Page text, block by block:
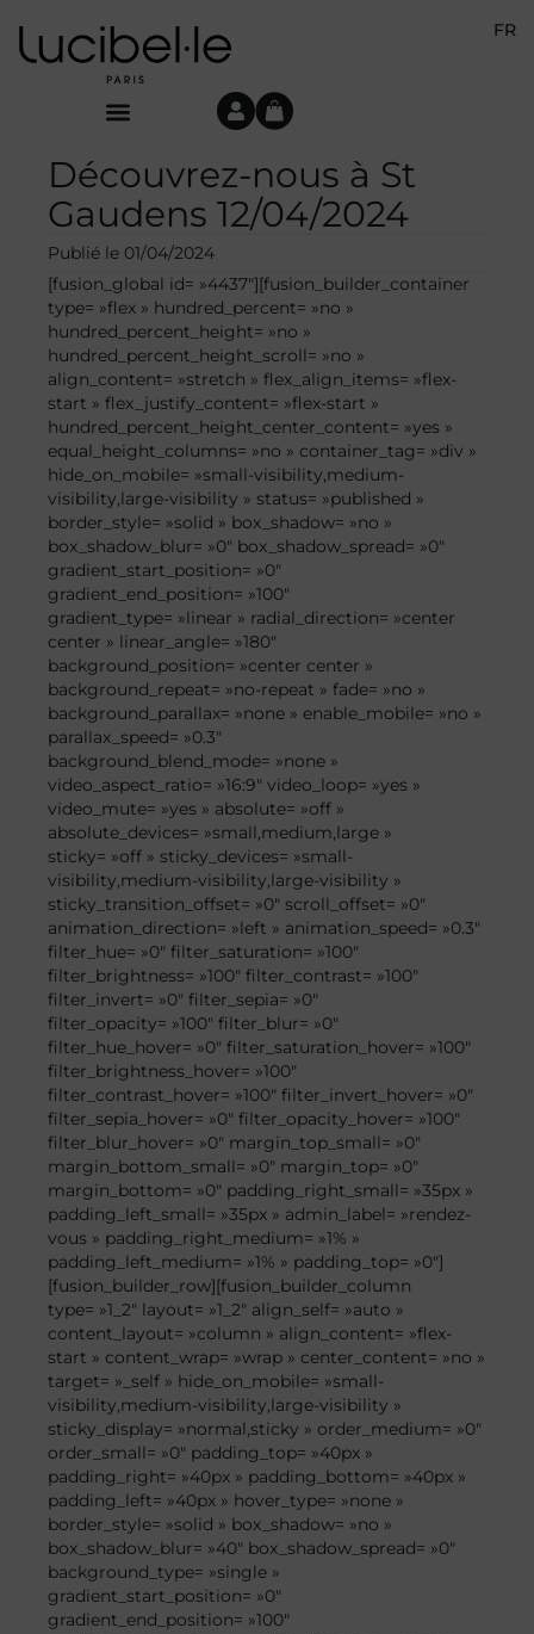
FR
Découvrez-nous à St
Gaudens 12/04/2024
Publié le 01/04/2024
[fusion_global id= »4437″][fusion_builder_container
type= »flex » hundred_percent= »no »
hundred_percent_height= »no »
hundred_percent_height_scroll= »no »
align_content= »stretch » flex_align_items= »flex-
start » flex_justify_content= »flex-start »
hundred_percent_height_center_content= »yes »
equal_height_columns= »no » container_tag= »div »
hide_on_mobile= »small-visibility,medium-
visibility,large-visibility » status= »published »
border_style= »solid » box_shadow= »no »
box_shadow_blur= »0″ box_shadow_spread= »0″
gradient_start_position= »0″
gradient_end_position= »100″
gradient_type= »linear » radial_direction= »center
center » linear_angle= »180″
background_position= »center center »
background_repeat= »no-repeat » fade= »no »
background_parallax= »none » enable_mobile= »no »
parallax_speed= »0.3″
background_blend_mode= »none »
video_aspect_ratio= »16:9″ video_loop= »yes »
video_mute= »yes » absolute= »off »
absolute_devices= »small,medium,large »
sticky= »off » sticky_devices= »small-
visibility,medium-visibility,large-visibility »
sticky_transition_offset= »0″ scroll_offset= »0″
animation_direction= »left » animation_speed= »0.3″
filter_hue= »0″ filter_saturation= »100″
filter_brightness= »100″ filter_contrast= »100″
filter_invert= »0″ filter_sepia= »0″
filter_opacity= »100″ filter_blur= »0″
filter_hue_hover= »0″ filter_saturation_hover= »100″
filter_brightness_hover= »100″
filter_contrast_hover= »100″ filter_invert_hover= »0″
filter_sepia_hover= »0″ filter_opacity_hover= »100″
filter_blur_hover= »0″ margin_top_small= »0″
margin_bottom_small= »0″ margin_top= »0″
margin_bottom= »0″ padding_right_small= »35px »
padding_left_small= »35px » admin_label= »rendez-
vous » padding_right_medium= »1% »
padding_left_medium= »1% » padding_top= »0″]
[fusion_builder_row][fusion_builder_column
type= »1_2″ layout= »1_2″ align_self= »auto »
content_layout= »column » align_content= »flex-
start » content_wrap= »wrap » center_content= »no »
target= »_self » hide_on_mobile= »small-
visibility,medium-visibility,large-visibility »
sticky_display= »normal,sticky » order_medium= »0″
order_small= »0″ padding_top= »40px »
padding_right= »40px » padding_bottom= »40px »
padding_left= »40px » hover_type= »none »
border_style= »solid » box_shadow= »no »
box_shadow_blur= »40″ box_shadow_spread= »0″
background_type= »single »
gradient_start_position= »0″
gradient_end_position= »100″